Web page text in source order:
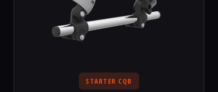
STARTER CQB